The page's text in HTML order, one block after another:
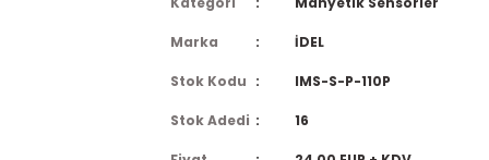
Marka İDEL
Stok Kodu IMS-S-P-110P
Stok Adedi 16